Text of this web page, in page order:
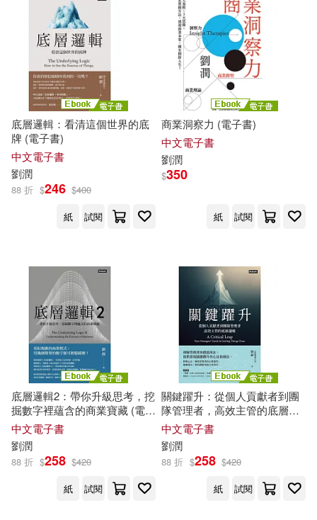
張冬至，劉潤華(主編)(1)
張建清，劉潤澤，李張明(1)
張玉東，鄧康，劉潤潤，陳春，寧
紅紅，王斌(1)
曾偉，劉潤有，王新岐(1)
李巍，劉潤(1) 李斌(1)
李莉苓(1)
楊元金，劉潤清，龐博（主編）(1)
楊添圍(1)
江幸鑽，張亞楠，張瓏，魏嫦，劉
潤琳，鄒玲（主編）(1)
勇，牛香，劉潤等(1)
四川大學出版社(1)
國立歷史博物館(1)
國防工業出版社(1)
天津科學技術出版社(1)
安徽師範大學出版社(1)
山西人民出版社(1)
崧燁文化(1) 巴蜀書社(1)
廣東經濟出版社(1)
廣西師範大學出版社(1)
文化藝術出版社(1)
東北大學出版社(1)
底層邏輯：看清這個世界的底
牌 (電子書)
中文電子書
劉潤
88 折 $246 $400
紙
試閱
商業洞察力 (電子書)
中文電子書
劉潤
$350
紙 試閱
底層邏輯2：帶你升級思考，挖
掘數字裡蘊含的商業寶藏 (電子
書)
中文電子書
劉潤
88 折 $258 $420
紙
試閱
關鍵躍升：從個人貢獻者到團
隊管理者，高效主管的底層邏
輯 (電子書)
中文電子書
劉潤
88 折 $258 $420
紙
試閱